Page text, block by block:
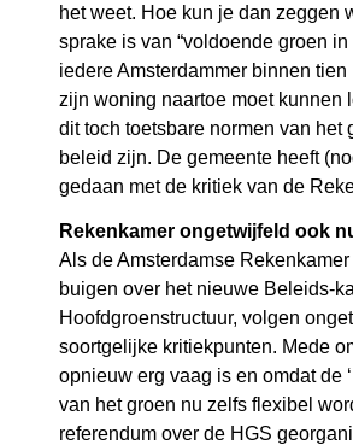
het weet. Hoe kun je dan zeggen
sprake is van “voldoende groen in
iedere Amsterdammer binnen
zijn woning naartoe moet kunnen
dit toch toetsbare normen van het
beleid zijn. De gemeente heeft
gedaan met de kritiek van de
Rekenkamer ongetwijfeld ook
Als de Amsterdamse
buigen over het nieuwe Beleids-
Hoofdgroenstructuur, volgen
soortgelijke kritiekpunten. Mede
opnieuw erg vaag is en omdat de
van het groen nu zelfs flexibel
referendum over de HGS